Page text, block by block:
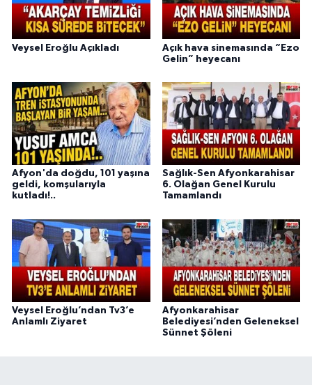
Veysel Eroğlu Açıkladı
Açık hava sinemasında “Ezo
Gelin” heyecanı
Afyon'da doğdu, 101 yaşına
geldi, komşularıyla
kutladı!..
Sağlık-Sen Afyonkarahisar
6. Olağan Genel Kurulu
Tamamlandı
Veysel Eroğlu’ndan Tv3’e
Anlamlı Ziyaret
Afyonkarahisar
Belediyesi’nden Geleneksel
Sünnet Şöleni